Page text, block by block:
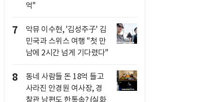
억"
7
악뮤 이수현, '김성주子' 김
민국과 스위스 여행 "첫 만
남에 2시간 넘게 기다렸다"
8
동네 사람들 돈 18억 들고
사라진 안경원 여사장, 경
찰관 남편도 한통속? (실화